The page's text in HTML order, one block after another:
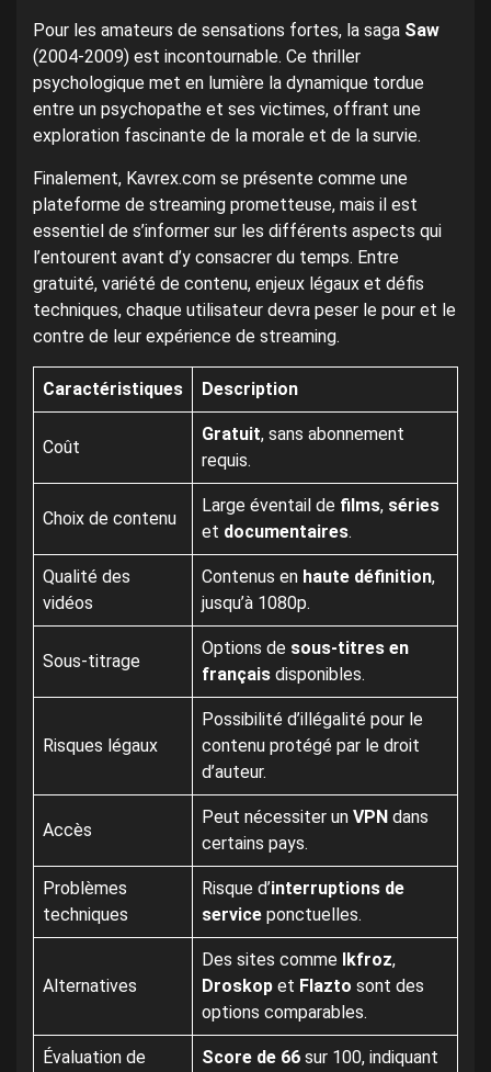
Pour les amateurs de sensations fortes, la saga Saw
(2004-2009) est incontournable. Ce thriller
psychologique met en lumière la dynamique tordue
entre un psychopathe et ses victimes, offrant une
exploration fascinante de la morale et de la survie.
Finalement, Kavrex.com se présente comme une
plateforme de streaming prometteuse, mais il est
essentiel de s’informer sur les différents aspects qui
l’entourent avant d’y consacrer du temps. Entre
gratuité, variété de contenu, enjeux légaux et défis
techniques, chaque utilisateur devra peser le pour et le
contre de leur expérience de streaming.
Caractéristiques Description
Coût
Gratuit, sans abonnement
requis.
Choix de contenu
Large éventail de films, séries
et documentaires.
Qualité des
vidéos
Contenus en haute définition,
jusqu’à 1080p.
Sous-titrage
Options de sous-titres en
français disponibles.
Risques légaux
Possibilité d’illégalité pour le
contenu protégé par le droit
d’auteur.
Accès
Peut nécessiter un VPN dans
certains pays.
Problèmes
techniques
Risque d’interruptions de
service ponctuelles.
Alternatives
Des sites comme Ikfroz,
Droskop et Flazto sont des
options comparables.
Évaluation de
Score de 66 sur 100, indiquant